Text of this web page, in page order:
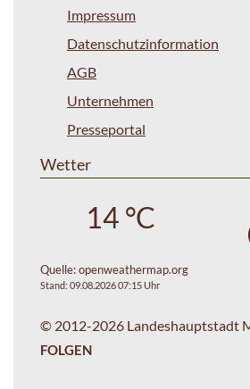
Impressum
Datenschutzinformation
AGB
Unternehmen
Presseportal
Wetter
14 °C
Quelle:openweathermap.org
Stand: 09.08.2026 07:15 Uhr
© 2012-2026 Landeshauptstadt
FOLGEN